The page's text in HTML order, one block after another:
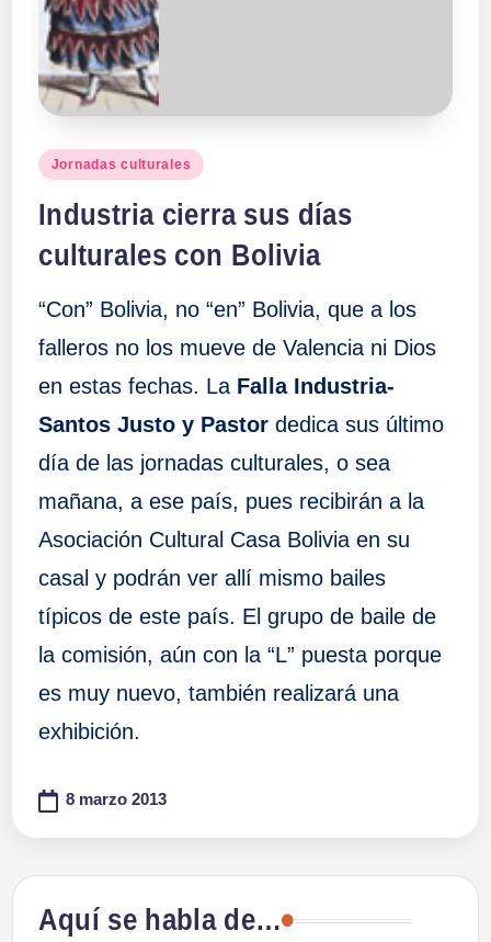
Publicado
Jornadas culturales
Industria cierra sus días
culturales con Bolivia
“Con” Bolivia, no “en” Bolivia, que a los
falleros no los mueve de Valencia ni Dios
en estas fechas. La Falla Industria-
Santos Justo y Pastordedica sus último
día de las jornadas culturales, o sea
mañana, a ese país, pues recibirán a la
Asociación Cultural Casa Bolivia en su
casal y podrán ver allí mismo bailes
típicos de este país. El grupo de baile de
la comisión, aún con la “L” puesta porque
es muy nuevo, también realizará una
exhibición.
8 marzo 2013
Aquí se habla de…